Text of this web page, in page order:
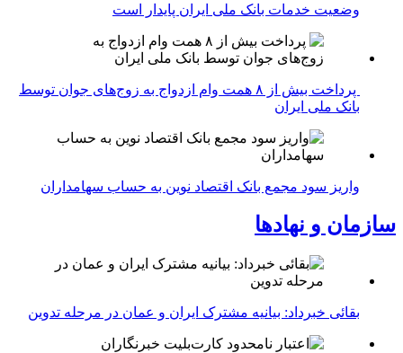
وضعیت خدمات بانک ملی ایران پایدار است
پرداخت بیش از ۸ همت وام ازدواج به زوج‌های جوان توسط
بانک ملی ایران
واریز سود مجمع بانک اقتصاد نوین به حساب سهامداران
سازمان و نهادها
بقائی خبرداد: بیانیه مشترک ایران و عمان در مرحله تدوین